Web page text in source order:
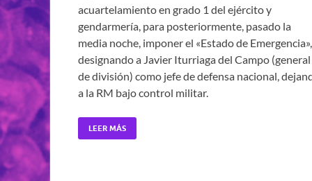
acuartelamiento en grado 1 del ejército y
gendarmería, para posteriormente, pasado la
media noche, imponer el «Estado de Emergencia»,
designando a Javier Iturriaga del Campo (general
de división) como jefe de defensa nacional,
a la RM bajo control militar.
LEER MÁS